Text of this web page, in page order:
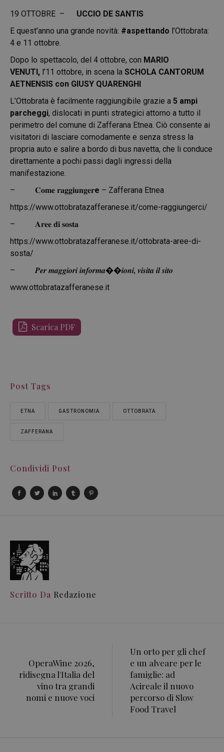
19 OTTOBRE – UCCIO DE SANTIS
E quest’anno una grande novità: #aspettando l’Ottobrata:
4 e 11 ottobre.
Dopo lo spettacolo, del 4 ottobre, con MARIO
VENUTI, l’11 ottobre, in scena la SCHOLA CANTORUM
AETNENSIS con GIUSY QUARENGHI
L’Ottobrata è facilmente raggiungibile grazie a 5 ampi
parcheggi, dislocati in punti strategici attorno a tutto il
perimetro del comune di Zafferana Etnea. Ciò consente ai
visitatori di lasciare comodamente e senza stress la
propria auto e salire a bordo di bus navetta, che li conduce
direttamente a pochi passi dagli ingressi della
manifestazione.
– 𝐂𝐨𝐦𝐞 𝐫𝐚𝐠𝐠𝐢𝐮𝐧𝐠𝐞𝐫e – Zafferana Etnea
https://www.ottobratazafferanese.it/come-raggiungerci/
– 𝐀𝐫𝐞𝐞 𝐝𝐢 𝐬𝐨𝐬𝐭𝐚
https://www.ottobratazafferanese.it/ottobrata-aree-di-
sosta/
– 𝑷𝒆𝒓 𝒎𝒂𝒈𝒈𝒊𝒐𝒓𝒊 𝒊𝒏𝒇𝒐𝒓𝒎𝒂��𝒊𝒐𝒏𝒊, 𝒗𝒊𝒔𝒊𝒕𝒂 𝒊𝒍 𝒔𝒊𝒕𝒐
www.ottobratazafferanese.it
Scarica PDF
Post Tags
ETNA GASTRONOMIA OTTOBRATA
ZAFFERANA
Condividi Post
Scritto Da Redazione
OperaWine 2026,
ridisegna l'Italia del
vino tra grandi
nomi e nuove voci
Un orto per gli chef
e un alveare per le
famiglie: ad
Acireale il nuovo
percorso di Slow
Food Travel